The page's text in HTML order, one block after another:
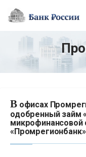
Вофисах
одобренный займ
микрофинансовой
«Промрегионбанк»